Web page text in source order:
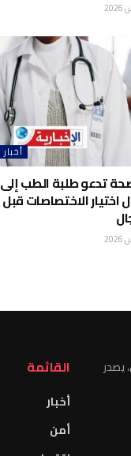
أخبار
تدعو طلبة الطب إلى
الاختصاصات قبل
يصدر
القائمة
أخبار
أمن